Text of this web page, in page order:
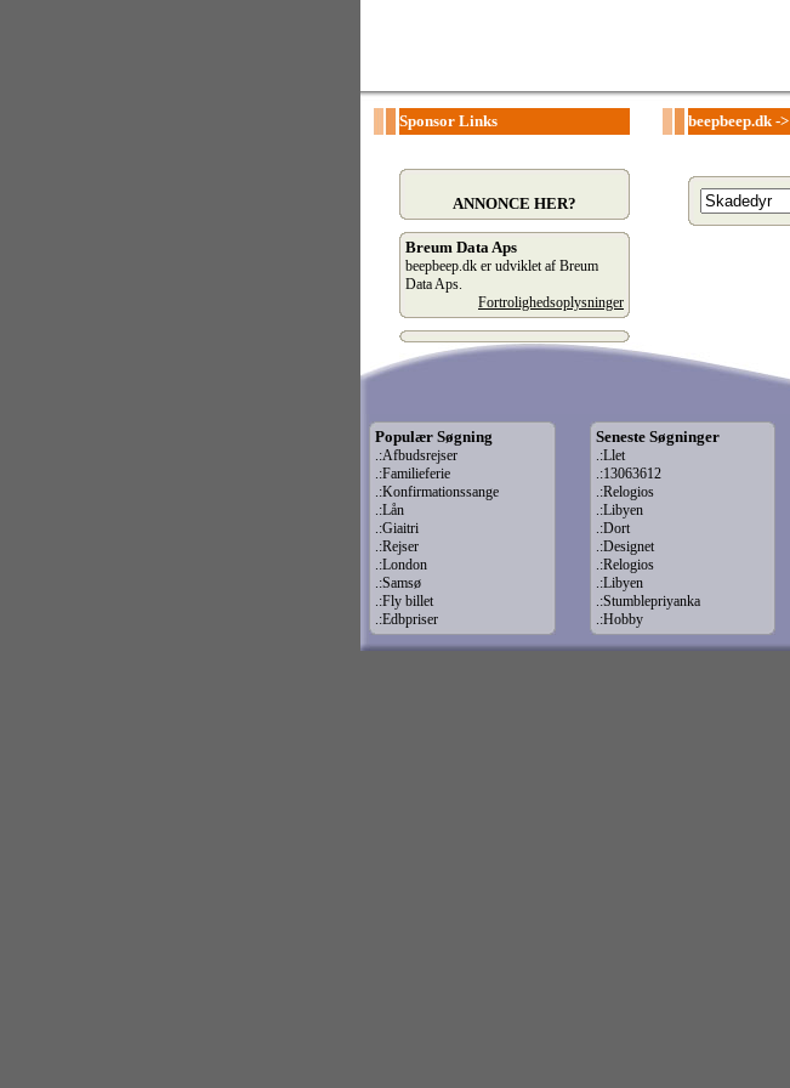
Sponsor Links beepbeep.dk->
ANNONCE HER?
Breum Data Aps
beepbeep.dk er udviklet af Breum
Data Aps.
Fortrolighedsoplysninger
Populær Søgning Seneste Søgninger
.:Afbudsrejser
.:Familieferie
.:Konfirmationssange
.:Lån
.:Giaitri
.:Rejser
.:London
.:Samsø
.:Fly billet
.:Edbpriser
.:Llet
.:13063612
.:Relogios
.:Libyen
.:Dort
.:Designet
.:Relogios
.:Libyen
.:Stumblepriyanka
.:Hobby